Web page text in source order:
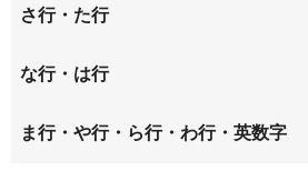
相生町
あさひ町
さ行・た行
幸町
下条町 城南町
な行・は行
七日町 錦町
ま行・や行・ら行・わ行・英数字